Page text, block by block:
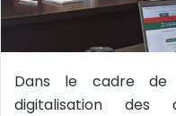
r
r
i
e
Dans le cadre de
digitalisation des